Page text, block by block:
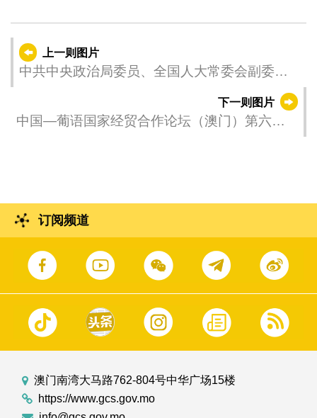
上一则图片
中共中央政治局委员、全国人大常委会副委员
长李鸿忠先后与东帝汶、圣多美和普林西比、
佛得角的政府代表团团长进行双边会见。
下一则图片
中国—葡语国家经贸合作论坛（澳门）第六届
国家代表出席。
订阅频道
澳门南湾大马路762-804号中华广场15楼
https://www.gcs.gov.mo